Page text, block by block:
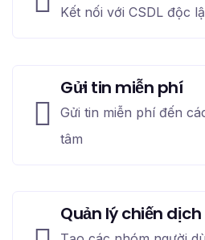
Kết nối với CSDL độc
Gửi tin miễn phí
Gửi tin miễn phí đến
tâm
Quản lý chiến dịch